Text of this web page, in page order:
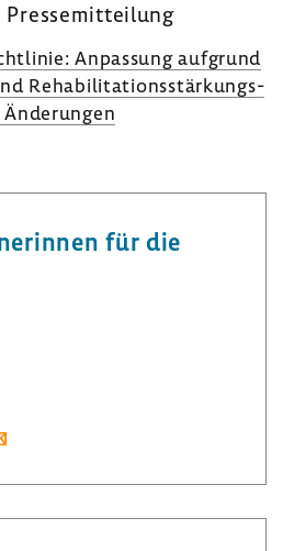
Pres­se­mit­tei­lung
Anpas­sung aufgrund
Reha­bi­li­ta­ti­ons­stär­kungs­
für die